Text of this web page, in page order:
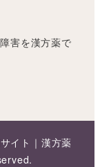
害を漢方薬で
イト｜漢方薬